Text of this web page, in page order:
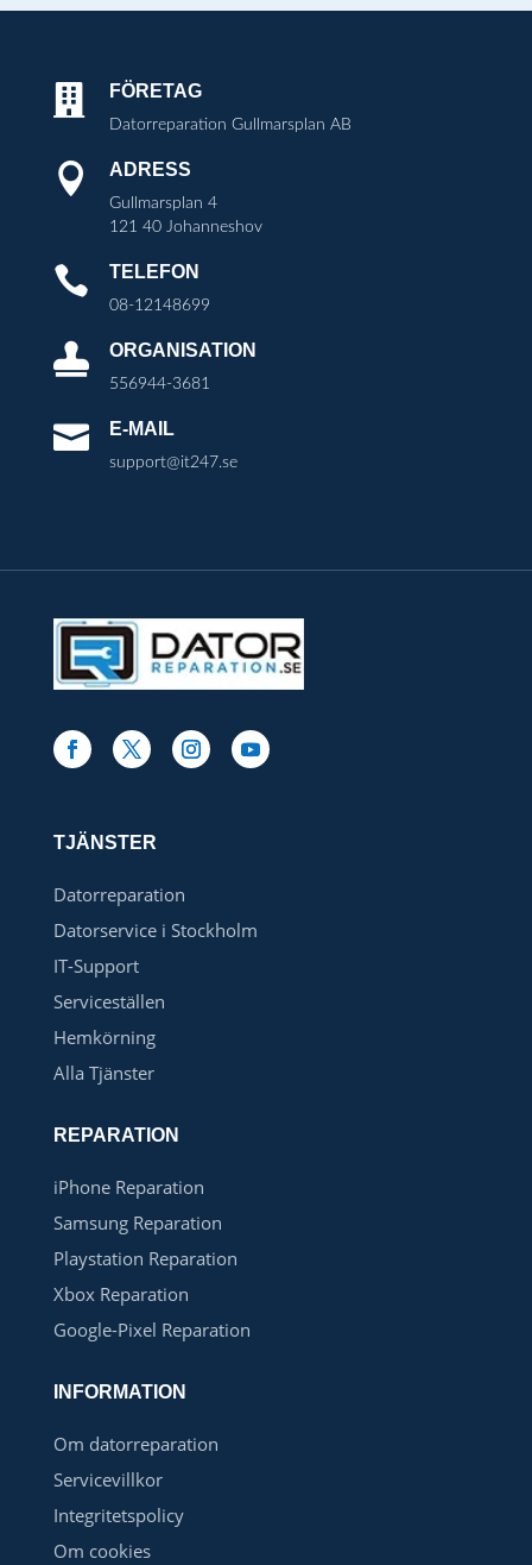
 FÖRETAG
Datorreparation Gullmarsplan AB
 ADRESS
Gullmarsplan 4
121 40 Johanneshov
 TELEFON
08-12148699
 ORGANISATION
556944-3681
 E-MAIL
support@it247.se
TJÄNSTER
Datorreparation
Datorservice i Stockholm
IT-Support
Serviceställen
Hemkörning
Alla Tjänster
REPARATION
iPhone Reparation
Samsung Reparation
Playstation Reparation
Xbox Reparation
Google-Pixel Reparation
INFORMATION
Om datorreparation
Servicevillkor
Integritetspolicy
Om cookies